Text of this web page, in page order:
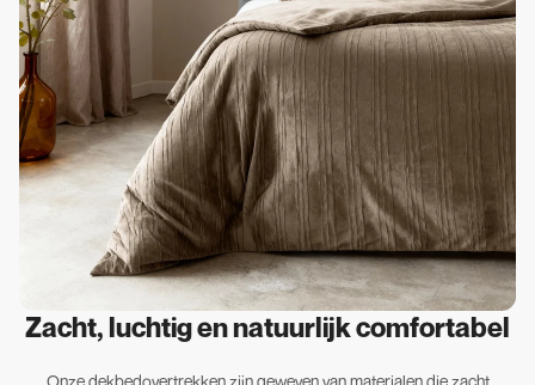
Zacht, luchtig en natuurlijk comfortabel
Onze dekbedovertrekken zijn geweven van materialen die zacht